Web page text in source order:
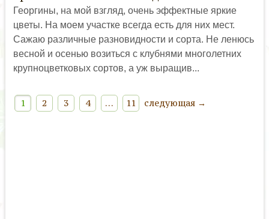
Георгины, на мой взгляд, очень эффектные яркие
цветы. На моем участке всегда есть для них мест.
Сажаю различные разновидности и сорта. Не ленюсь
весной и осенью возиться с клубнями многолетних
крупноцветковых сортов, а уж выращив...
1 2 3 4 … 11 следующая →